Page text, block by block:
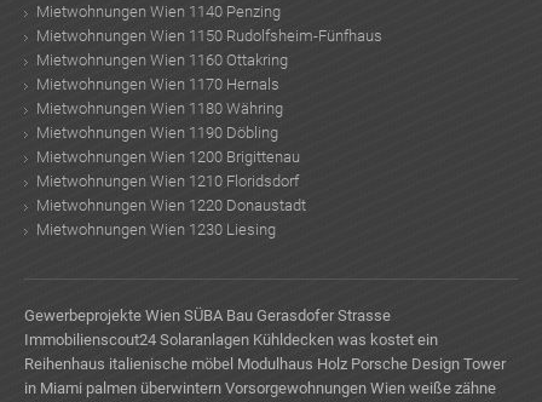
Mietwohnungen Wien 1140 Penzing
Mietwohnungen Wien 1150 Rudolfsheim-Fünfhaus
Mietwohnungen Wien 1160 Ottakring
Mietwohnungen Wien 1170 Hernals
Mietwohnungen Wien 1180 Währing
Mietwohnungen Wien 1190 Döbling
Mietwohnungen Wien 1200 Brigittenau
Mietwohnungen Wien 1210 Floridsdorf
Mietwohnungen Wien 1220 Donaustadt
Mietwohnungen Wien 1230 Liesing
Gewerbeprojekte Wien SÜBA Bau Gerasdofer Strasse
Immobilienscout24 Solaranlagen Kühldecken was kostet ein
Reihenhaus italienische möbel Modulhaus Holz Porsche Design Tower
in Miami palmen überwintern Vorsorgewohnungen Wien weiße zähne